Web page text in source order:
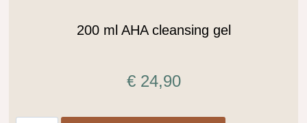
200 ml AHA cleansing gel
€24,90